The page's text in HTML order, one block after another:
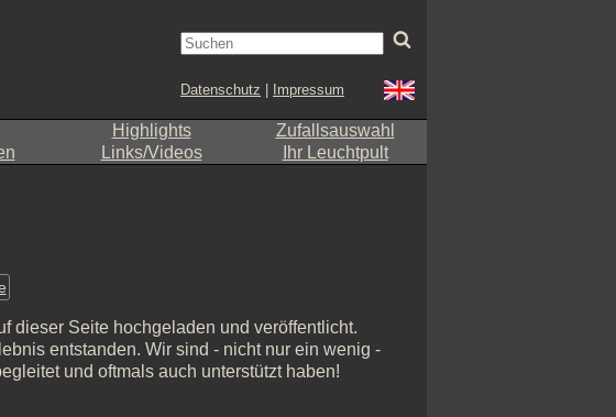
Datenschutz Impressum
Highlights
Zufallsauswahl
Links/Videos Ihr Leuchtpult
dieser Seite hochgeladen und veröffentlicht.
entstanden. Wir sind - nicht nur ein wenig -
und oftmals auch unterstützt haben!